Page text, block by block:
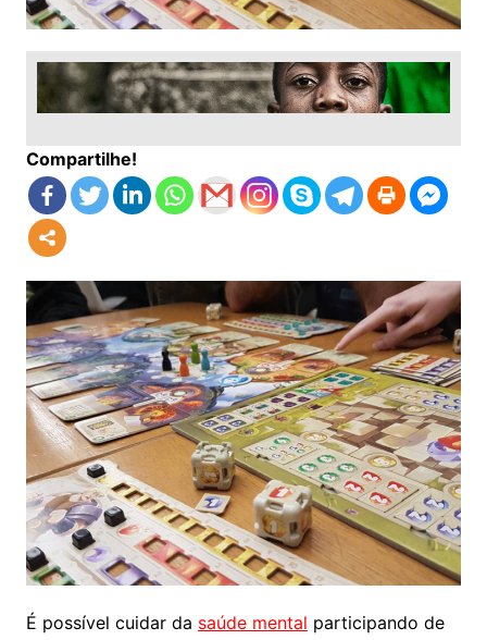
Compartilhe!
É possível cuidar da saúde mental participando de